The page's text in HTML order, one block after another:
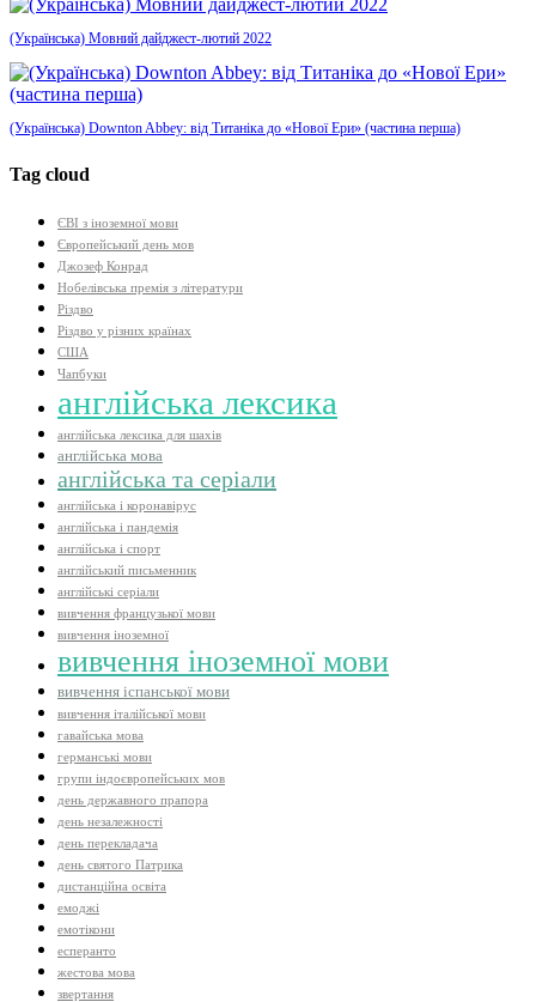
(Українська) Мовний дайджест-лютий 2022
(Українська) Downton Abbey: від Титаніка до «Нової Ери» (частина перша)
Tag cloud
ЄВІ з іноземної мови
Європейський день мов
Джозеф Конрад
Нобелівська премія з літератури
Різдво
Різдво у різних країнах
США
Чапбуки
англійська лексика
англійська лексика для шахів
англійська мова
англійська та серіали
англійська і коронавірус
англійська і пандемія
англійська і спорт
англійський письменник
англійські серіали
вивчення французької мови
вивчення іноземної
вивчення іноземної мови
вивчення іспанської мови
вивчення італійської мови
гавайська мова
германські мови
групи індоєвропейських мов
день державного прапора
день незалежності
день перекладача
день святого Патрика
дистанційна освіта
емоджі
емотікони
есперанто
жестова мова
звертання